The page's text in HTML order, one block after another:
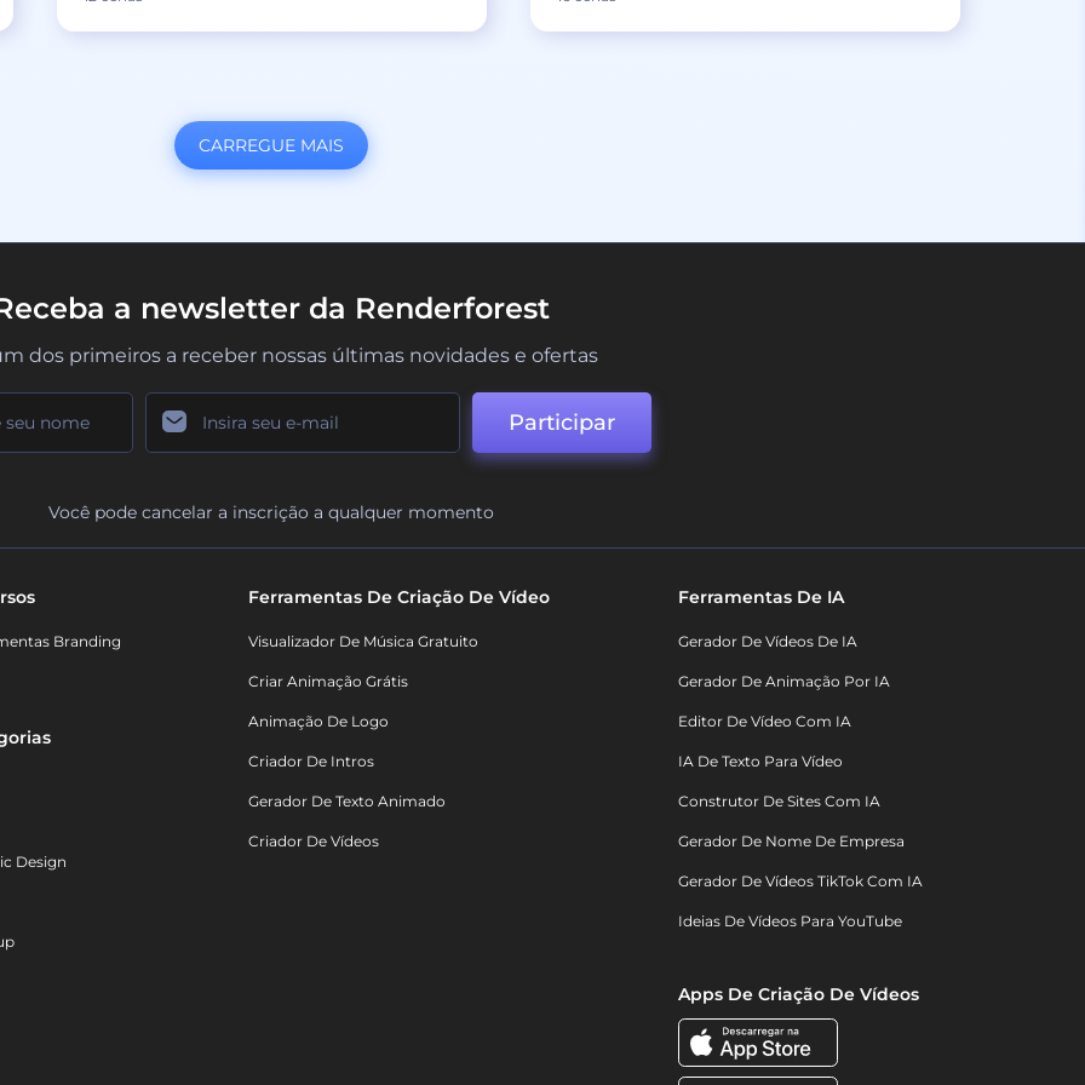
CARREGUE MAIS
a newsletter da Renderforest
dos primeiros a receber nossas últimas novidades e ofertas
Participar
Você pode cancelar a inscrição a qualquer momento
Branding
Design
Ferramentas De Criação De Vídeo
Visualizador De Música Gratuito
Criar Animação Grátis
Animação De Logo
Criador De Intros
Gerador De Texto Animado
Criador De Vídeos
Ferramentas De IA
Gerador De Vídeos De IA
Gerador De Animação Por IA
Editor De Vídeo Com IA
IA De Texto Para Vídeo
Construtor De Sites Com IA
Gerador De Nome De Empresa
Gerador De Vídeos TikTok Com IA
Ideias De Vídeos Para YouTube
Apps De Criação De Vídeos